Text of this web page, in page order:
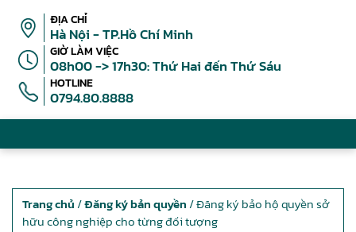
ĐỊA CHỈ
Hà Nội - TP.Hồ Chí Minh
GIỜ LÀM VIỆC
08h00 -> 17h30: Thứ Hai đến Thứ Sáu
HOTLINE
0794.80.8888
Trang chủ /Đăng ký bản quyền / Đăng ký bảo hộ quyền sở
hữu công nghiệp cho từng đối tượng